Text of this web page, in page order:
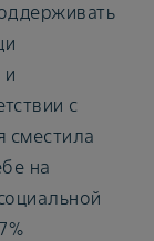
и
с
сместила
на